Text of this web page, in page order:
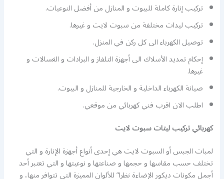
تركيب إنارة كاملة للبيوت و المنازل من أفضل النوعيات.
تركيب ليدات مختلفة من سبوت لايت و غيرها.
توصيل الكهرباء الى كل ركن في المنزل.
إحكام تمديد الأسلاك الى أجهزة التلفاز و البرادات و الغسالات و
غيرها.
صيانة الكهرباء الداخلية و الخارجية للمنازل و البيوت.
اطلب الان اقرب فني كهربائي من موقعي.
كهربائي تركيب ليتات سبوت لايت
لمبات الجبس أو السبوت لايت هي إحدى أنواع أجهزة الإنارة و التي
تختلف حسب مقاسها و حجمها و صناعتها و نوعيتها و التي تعتبر أحد
أجمل مكونات ديكور الإضاءة نظرا” للألوان المميزة التي تتوافر منها، و